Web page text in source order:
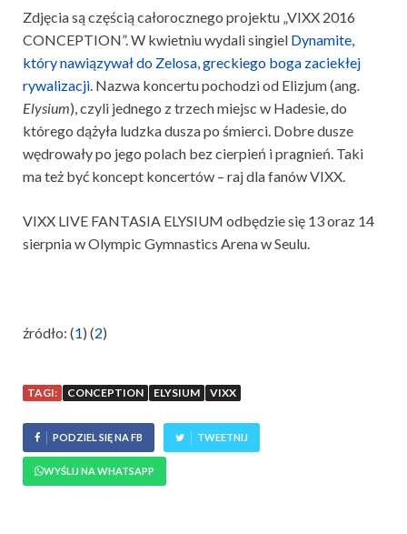
Zdjęcia są częścią całorocznego projektu „VIXX 2016
CONCEPTION”. W kwietniu wydali singiel Dynamite,
który nawiązywał do Zelosa, greckiego boga zaciekłej
rywalizacji. Nazwa koncertu pochodzi od Elizjum (ang.
Elysium), czyli jednego z trzech miejsc w Hadesie, do
którego dążyła ludzka dusza po śmierci. Dobre dusze
wędrowały po jego polach bez cierpień i pragnień. Taki
ma też być koncept koncertów – raj dla fanów VIXX.
VIXX LIVE FANTASIA ELYSIUM odbędzie się 13 oraz 14
sierpnia w Olympic Gymnastics Arena w Seulu.
źródło: (1) (2)
TAGI: CONCEPTION ELYSIUM VIXX
PODZIEL SIĘ NA FB TWEETNIJ
WYŚLIJ NA WHATSAPP